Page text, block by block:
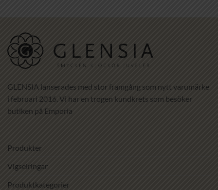
GLENSIA lanserades med stor framgång som nytt varumärke
i februari 2016. Vi har en trogen kundkrets som besöker
butiken på Emporia
Produkter
Vigselringar
Produktkategorier